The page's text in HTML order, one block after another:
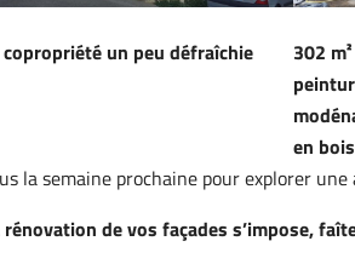
un peu défraîchie
302
en
la semaine prochaine pour explorer
rénovation devos façades s’impose,